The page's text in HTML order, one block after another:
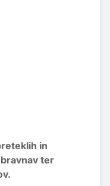
in
ter